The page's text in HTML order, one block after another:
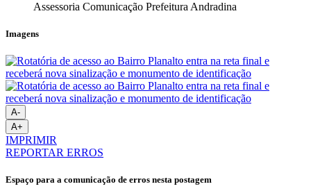
Assessoria Comunicação Prefeitura Andradina
Imagens
A-
A+
IMPRIMIR
REPORTAR ERROS
Espaço para a comunicação de erros nesta postagem